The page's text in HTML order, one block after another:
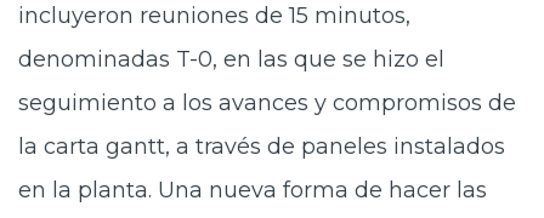
incluyeron reuniones de 15 minutos,
denominadas T-0, en las que se hizo el
seguimiento a los avances y compromisos de
la carta gantt, a través de paneles instalados
en la planta. Una nueva forma de hacer las